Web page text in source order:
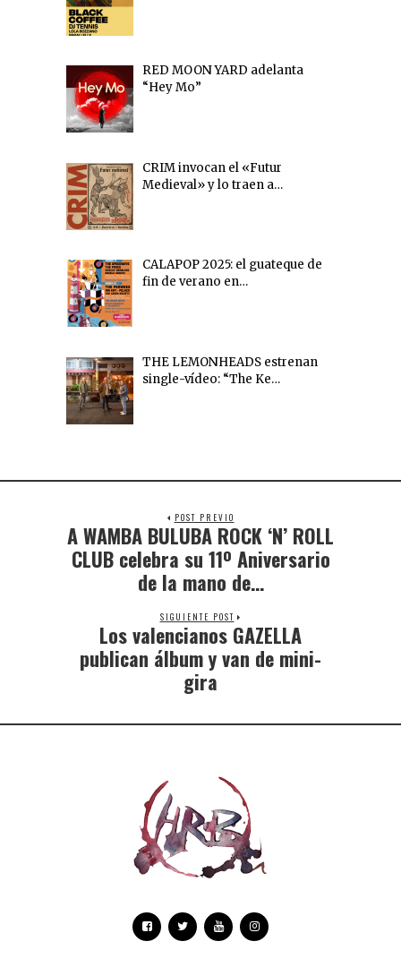
RED MOON YARD adelanta
“Hey Mo”
CRIM invocan el «Futur
Medieval» y lo traen a…
CALAPOP 2025: el guateque de
fin de verano en…
THE LEMONHEADS estrenan
single-vídeo: “The Ke…
POST PREVIO
A WAMBA BULUBA ROCK ‘N’ ROLL
CLUB celebra su 11º Aniversario
de la mano de…
SIGUIENTE POST
Los valencianos GAZELLA
publican álbum y van de mini-
gira